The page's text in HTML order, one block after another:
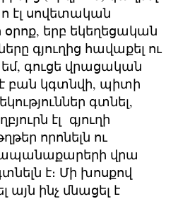
էլ սովետական
օրոք, երբ եկեղեցական
գյուղից հավաքել ու
գուցե վրացական
բան կգտնվի, պիտի
գտնել,
էլ գյուղի
որոնելն ու
վրա
է։ Մի խոսքով
ինչ մնացել է